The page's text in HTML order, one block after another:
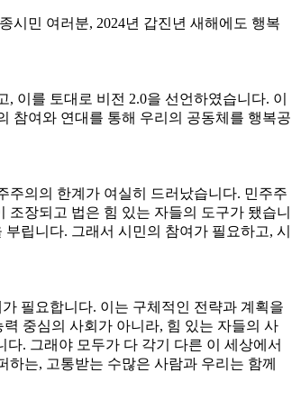
시민 여러분, 2024년 갑진년 새해에도 행복
, 이를 토대로 비전 2.0을 선언하였습니다. 이
참여와 연대를 통해 우리의 공동체를 행복공
주의의 한계가 여실히 드러났습니다. 민주주
장되고 법은 힘 있는 자들의 도구가 됐습니
부립니다. 그래서 시민의 참여가 필요하고, 시
필요합니다. 이는 구체적인 전략과 계획을
력 중심의 사회가 아니라, 힘 있는 자들의 사
다. 그래야 모두가 다 각기 다른 이 세상에서
하는, 고통받는 수많은 사람과 우리는 함께